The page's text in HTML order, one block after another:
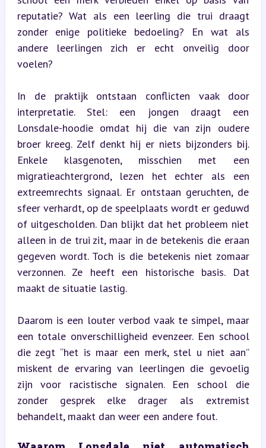
reputatie? Wat als een leerling die trui draagt
zonder enige politieke bedoeling? En wat als
andere leerlingen zich er echt onveilig door
voelen?
In de praktijk ontstaan conflicten vaak door
interpretatie. Stel: een jongen draagt een
Lonsdale-hoodie omdat hij die van zijn oudere
broer kreeg. Zelf denkt hij er niets bijzonders bij.
Enkele klasgenoten, misschien met een
migratieachtergrond, lezen het echter als een
extreemrechts signaal. Er ontstaan geruchten, de
sfeer verhardt, op de speelplaats wordt er geduwd
of uitgescholden. Dan blijkt dat het probleem niet
alleen in de trui zit, maar in de betekenis die eraan
gegeven wordt. Toch is die betekenis niet zomaar
verzonnen. Ze heeft een historische basis. Dat
maakt de situatie lastig.
Daarom is een louter verbod vaak te simpel, maar
een totale onverschilligheid evenzeer. Een school
die zegt “het is maar een merk, stel u niet aan”
miskent de ervaring van leerlingen die gevoelig
zijn voor racistische signalen. Een school die
zonder gesprek elke drager als extremist
behandelt, maakt dan weer een andere fout.